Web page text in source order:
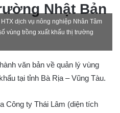
Nhật Bản
dịch vụ nông nghiệp Nhân Tâm
vùng trồng xuất khẩu thị trường
văn bản về quản lý vùng
tại tỉnh Bà Rịa – Vũng Tàu.
Công ty Thái Lâm (diện tích